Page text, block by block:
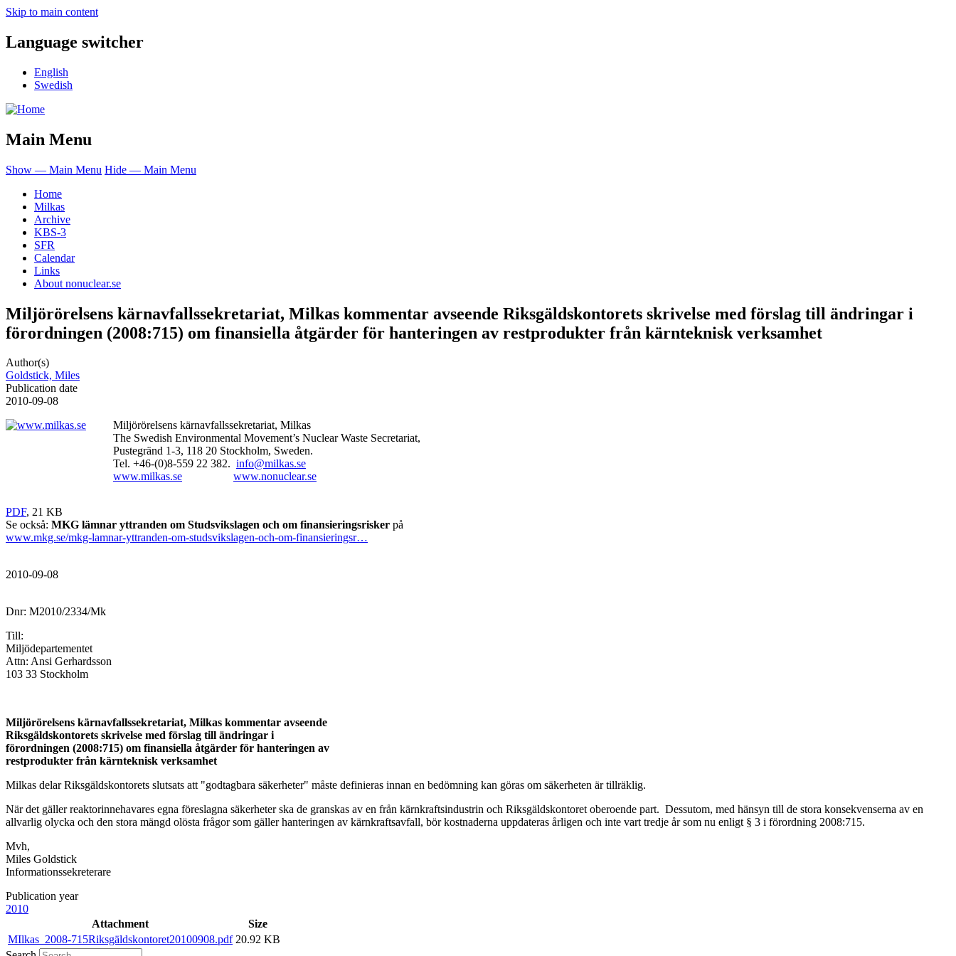
Skip to main content
Language switcher
English
Swedish
Main Menu
Show — Main Menu Hide — Main Menu
Home
Milkas
Archive
KBS-3
SFR
Calendar
Links
About nonuclear.se
Miljörörelsens kärnavfallssekretariat, Milkas kommentar avseende Riksgäldskontorets skrivelse med förslag till ändringar i
förordningen (2008:715) om finansiella åtgärder för hanteringen av restprodukter från kärnteknisk verksamhet
Author(s)
Goldstick, Miles
Publication date
2010-09-08
Miljörörelsens kärnavfallssekretariat, Milkas
The Swedish Environmental Movement’s Nuclear Waste Secretariat,
Pustegränd 1-3, 118 20 Stockholm, Sweden.
Tel. +46-(0)8-559 22 382. info@milkas.se
www.milkas.se
www.nonuclear.se
PDF, 21 KB
Se också: MKG lämnar yttranden om Studsvikslagen och om finansieringsrisker på
www.mkg.se/mkg-lamnar-yttranden-om-studsvikslagen-och-om-finansieringsr…
2010-09-08
Dnr: M2010/2334/Mk
Till:
Miljödepartementet
Attn: Ansi Gerhardsson
103 33 Stockholm
Miljörörelsens kärnavfallssekretariat, Milkas kommentar avseende
Riksgäldskontorets skrivelse med förslag till ändringar i
förordningen (2008:715) om finansiella åtgärder för hanteringen av
restprodukter från kärnteknisk verksamhet
Milkas delar Riksgäldskontorets slutsats att "godtagbara säkerheter" måste definieras innan en bedömning kan göras om säkerheten är tillräklig.
När det gäller reaktorinnehavares egna föreslagna säkerheter ska de granskas av en från kärnkraftsindustrin och Riksgäldskontoret oberoende part. Dessutom, med hänsyn till de stora konsekvenserna av en
allvarlig olycka och den stora mängd olösta frågor som gäller hanteringen av kärnkraftsavfall, bör kostnaderna uppdateras årligen och inte vart tredje år som nu enligt § 3 i förordning 2008:715.
Mvh,
Miles Goldstick
Informationssekreterare
Publication year
2010
Attachment
Size
MIlkas_2008-715Riksgäldskontoret20100908.pdf 20.92 KB